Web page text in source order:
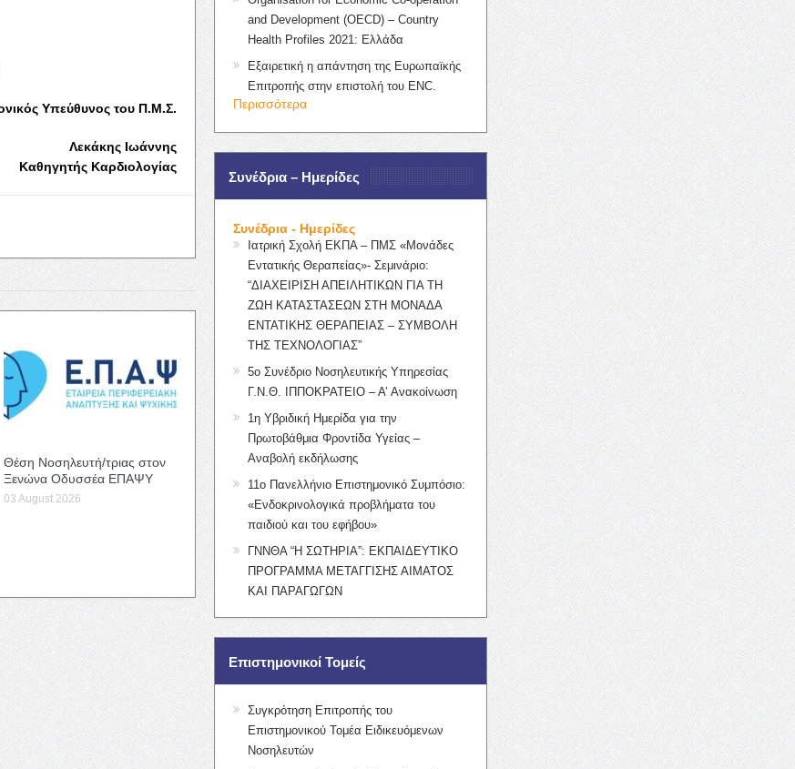
Υπεύθυνος του Π.Μ.Σ.
Λεκάκης Ιωάννης
Καθηγητής Καρδιολογίας
Θέση Νοσηλευτή/τριας στον
Ξενώνα Οδυσσέα ΕΠΑΨΥ
03 August 2026
and Development (OECD) – Country
Health Profiles 2021: Ελλάδα
Εξαιρετική η απάντηση της Ευρωπαϊκής
Επιτροπής στην επιστολή του ENC.
Περισσότερα
Συνέδρια – Ημερίδες
Συνέδρια - Ημερίδες
Ιατρική Σχολή ΕΚΠΑ – ΠΜΣ «Μονάδες
Εντατικής Θεραπείας»- Σεμινάριο:
“ΔΙΑΧΕΙΡΙΣΗ ΑΠΕΙΛΗΤΙΚΩΝ ΓΙΑ ΤΗ
ΖΩΗ ΚΑΤΑΣΤΑΣΕΩΝ ΣΤΗ ΜΟΝΑΔΑ
ΕΝΤΑΤΙΚΗΣ ΘΕΡΑΠΕΙΑΣ – ΣΥΜΒΟΛΗ
ΤΗΣ ΤΕΧΝΟΛΟΓΙΑΣ”
5ο Συνέδριο Νοσηλευτικής Υπηρεσίας
Γ.Ν.Θ. ΙΠΠΟΚΡΑΤΕΙΟ – Α’ Ανακοίνωση
1η Υβριδική Ημερίδα για την
Πρωτοβάθμια Φροντίδα Υγείας –
Αναβολή εκδήλωσης
11ο Πανελλήνιο Επιστημονικό Συμπόσιο:
«Ενδοκρινολογικά προβλήματα του
παιδιού και του εφήβου»
ΓΝΝΘΑ “Η ΣΩΤΗΡΙΑ”: ΕΚΠΑΙΔΕΥΤΙΚΟ
ΠΡΟΓΡΑΜΜΑ ΜΕΤΑΓΓΙΣΗΣ ΑΙΜΑΤΟΣ
ΚΑΙ ΠΑΡΑΓΩΓΩΝ
Επιστημονικοί Τομείς
Συγκρότηση Επιτροπής του
Επιστημονικού Τομέα Ειδικευόμενων
Νοσηλευτών